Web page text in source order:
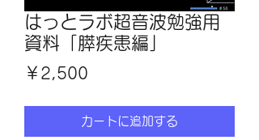
はっとラボ超音波勉強用
資料「膵疾患編」
￥2,500
カートに追加する